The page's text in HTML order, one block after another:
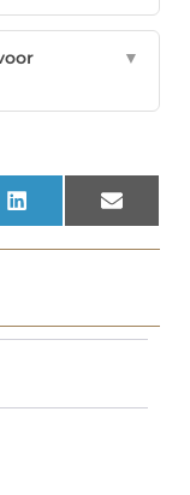
▼
LinkedIn Email